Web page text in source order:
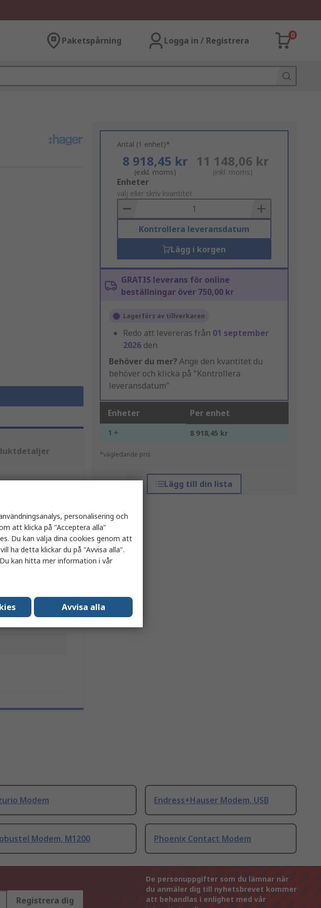
Paketspårning Logga in / Registrera
0
Antal (1 enhet)*
8 918,45 kr
(exkl. moms)
11 148,06 kr
(inkl. moms)
Add
to
Basket
Enheter
välj eller skriv kvantitet
Kontrollera leveransdatum
Lägg i korgen
GRATIS leverans för online
beställningar över 750,00 kr
Lagerförs av tillverkaren
Redo att levereras från 01 september
2026 den
Behöver du mer? Ange den kvantitet du
behöver och klicka på "Kontrollera
leveransdatum"
Enheter Per enhet
1 + 8 918,45 kr
*vägledande pris
Lägg till din lista
Modem Endress+Hauser Modem, USB
Modem, M1200 Phoenix Contact Modem
Registrera dig
De personuppgifter som du lämnar när
du anmäler dig till nyhetsbrevet kommer
att behandlas i enlighet med vår
personalisering och
att klicka på "Acceptera alla"
Du kan välja dina cookies genom att
ha detta klickar du på "Avvisa alla".
kan hitta mer information i vår
Avvisa alla